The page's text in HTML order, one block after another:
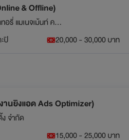
& Offline)
บริษัท โปรเฟสชั่นแนล ลาโบราทอรี่ แมเนจเม้นท์ คอร์ป จำกัด (มหาชน)
ปิ 20,000 - 30,000 บาท
นยิงแอด Ads Optimizer)
ง จำกัด
15,000 - 25,000 บาท